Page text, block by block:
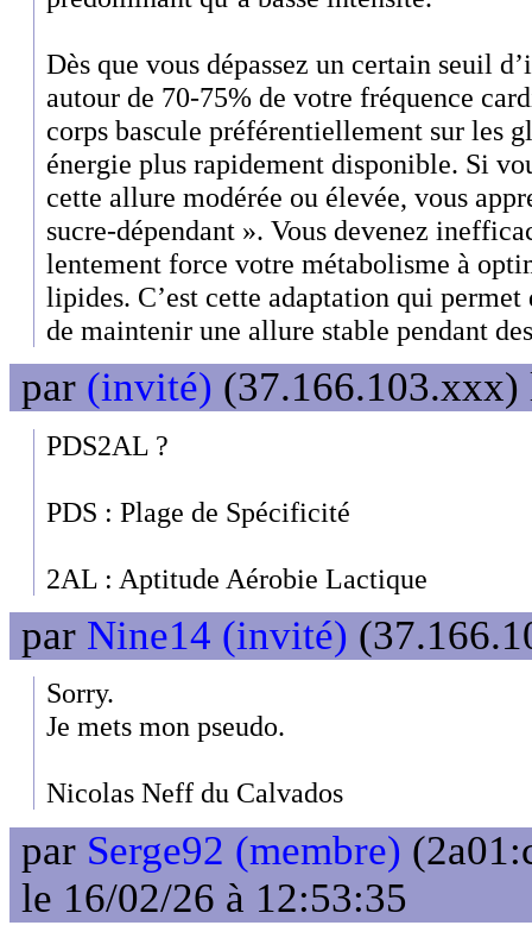
Dès que vous dépassez un certain seuil
autour de 70-75% de votre fréquence
corps bascule préférentiellement sur les
énergie plus rapidement disponible. Si
cette allure modérée ou élevée, vous
sucre-dépendant ». Vous devenez
lentement force votre métabolisme à
lipides. C’est cette adaptation qui
de maintenir une allure stable pendant
par (invité) (37.166.103.xxx)
PDS2AL ?
PDS : Plage de Spécificité
2AL : Aptitude Aérobie Lactique
par Nine14 (invité)
Sorry.
Je mets mon pseudo.
Nicolas Neff du Calvados
par Serge92 (membre)
le 16/02/26 à 12:53:35